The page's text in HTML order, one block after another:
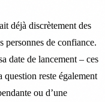
déjà discrètement des
personnes de confiance.
date de lancement – ces
reste également
ou d’une